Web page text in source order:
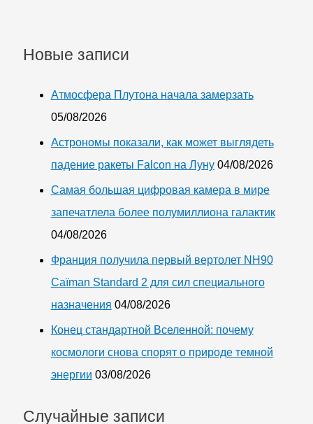
Новые записи
Атмосфера Плутона начала замерзать
05/08/2026
Астрономы показали, как может выглядеть
падение ракеты Falcon на Луну 04/08/2026
Самая большая цифровая камера в мире
запечатлела более полумиллиона галактик
04/08/2026
Франция получила первый вертолет NH90
Caïman Standard 2 для сил специального
назначения 04/08/2026
Конец стандартной Вселенной: почему
космологи снова спорят о природе темной
энергии 03/08/2026
Случайные записи